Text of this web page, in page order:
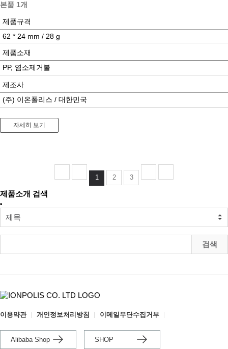
본품 1개
제품규격
62 * 24 mm / 28 g
제품소재
PP, 염소제거볼
제조사
(주) 이온폴리스 / 대한민국
자세히 보기
1 2 3
제품소개 검색
검색
이용약관 개인정보처리방침 이메일무단수집거부
Alibaba Shop SHOP